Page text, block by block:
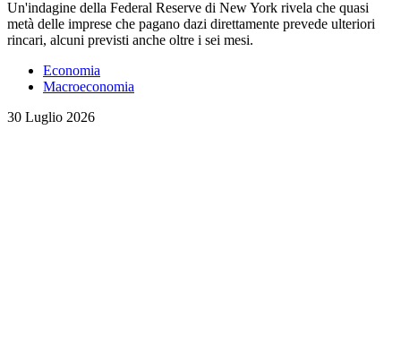
Un'indagine della Federal Reserve di New York rivela che quasi
metà delle imprese che pagano dazi direttamente prevede ulteriori
rincari, alcuni previsti anche oltre i sei mesi.
Economia
Macroeconomia
30 Luglio 2026